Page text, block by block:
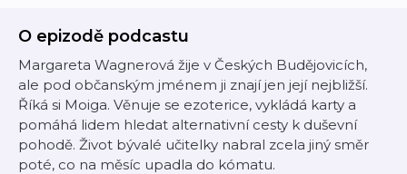
O epizodě podcastu
Margareta Wagnerová žije v Českých Budějovicích,
ale pod občanským jménem ji znají jen její nejbližší.
Říká si Moiga. Věnuje se ezoterice, vykládá karty a
pomáhá lidem hledat alternativní cesty k duševní
pohodě. Život bývalé učitelky nabral zcela jiný směr
poté, co na měsíc upadla do kómatu.